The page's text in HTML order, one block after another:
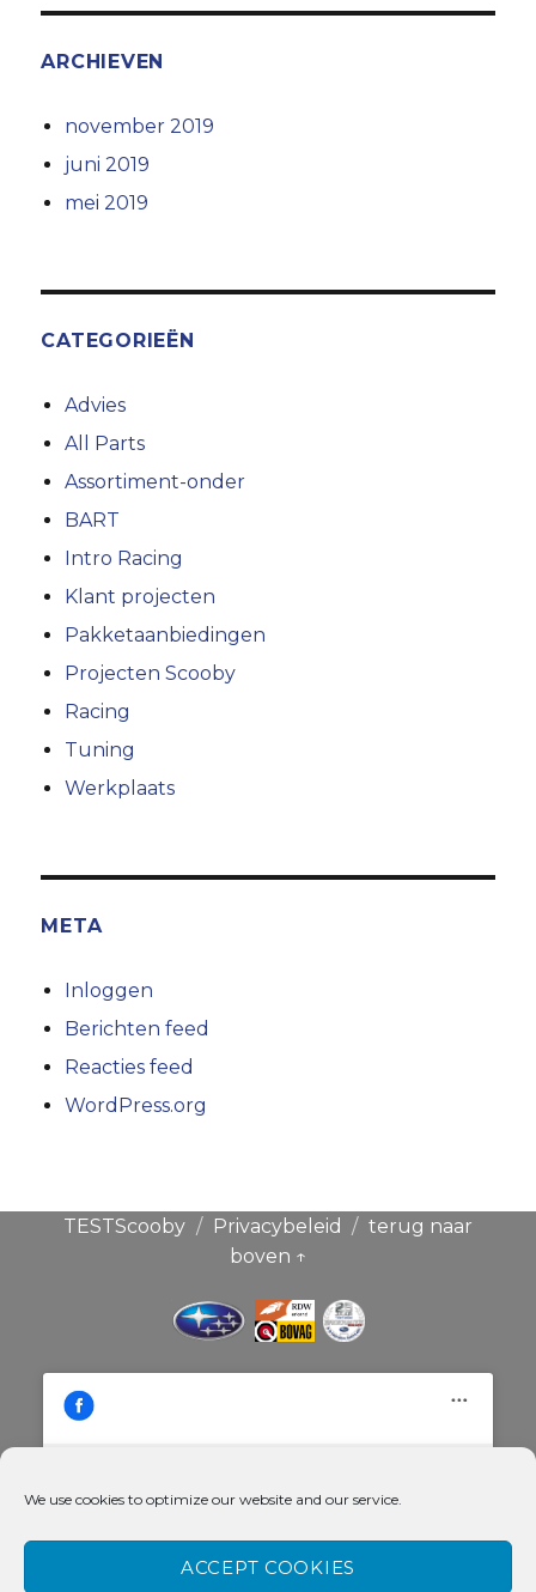
We use cookies to optimize our website and our service.
ACCEPT COOKIES
ARCHIEVEN
november 2019
juni 2019
mei 2019
CATEGORIEËN
Advies
All Parts
Assortiment-onder
BART
Intro Racing
Klant projecten
Pakketaanbiedingen
Projecten Scooby
Racing
Tuning
Werkplaats
META
Inloggen
Berichten feed
Reacties feed
WordPress.org
TESTScooby Privacybeleid
terug naar
boven ↑
Broekauto & Scoobysport®